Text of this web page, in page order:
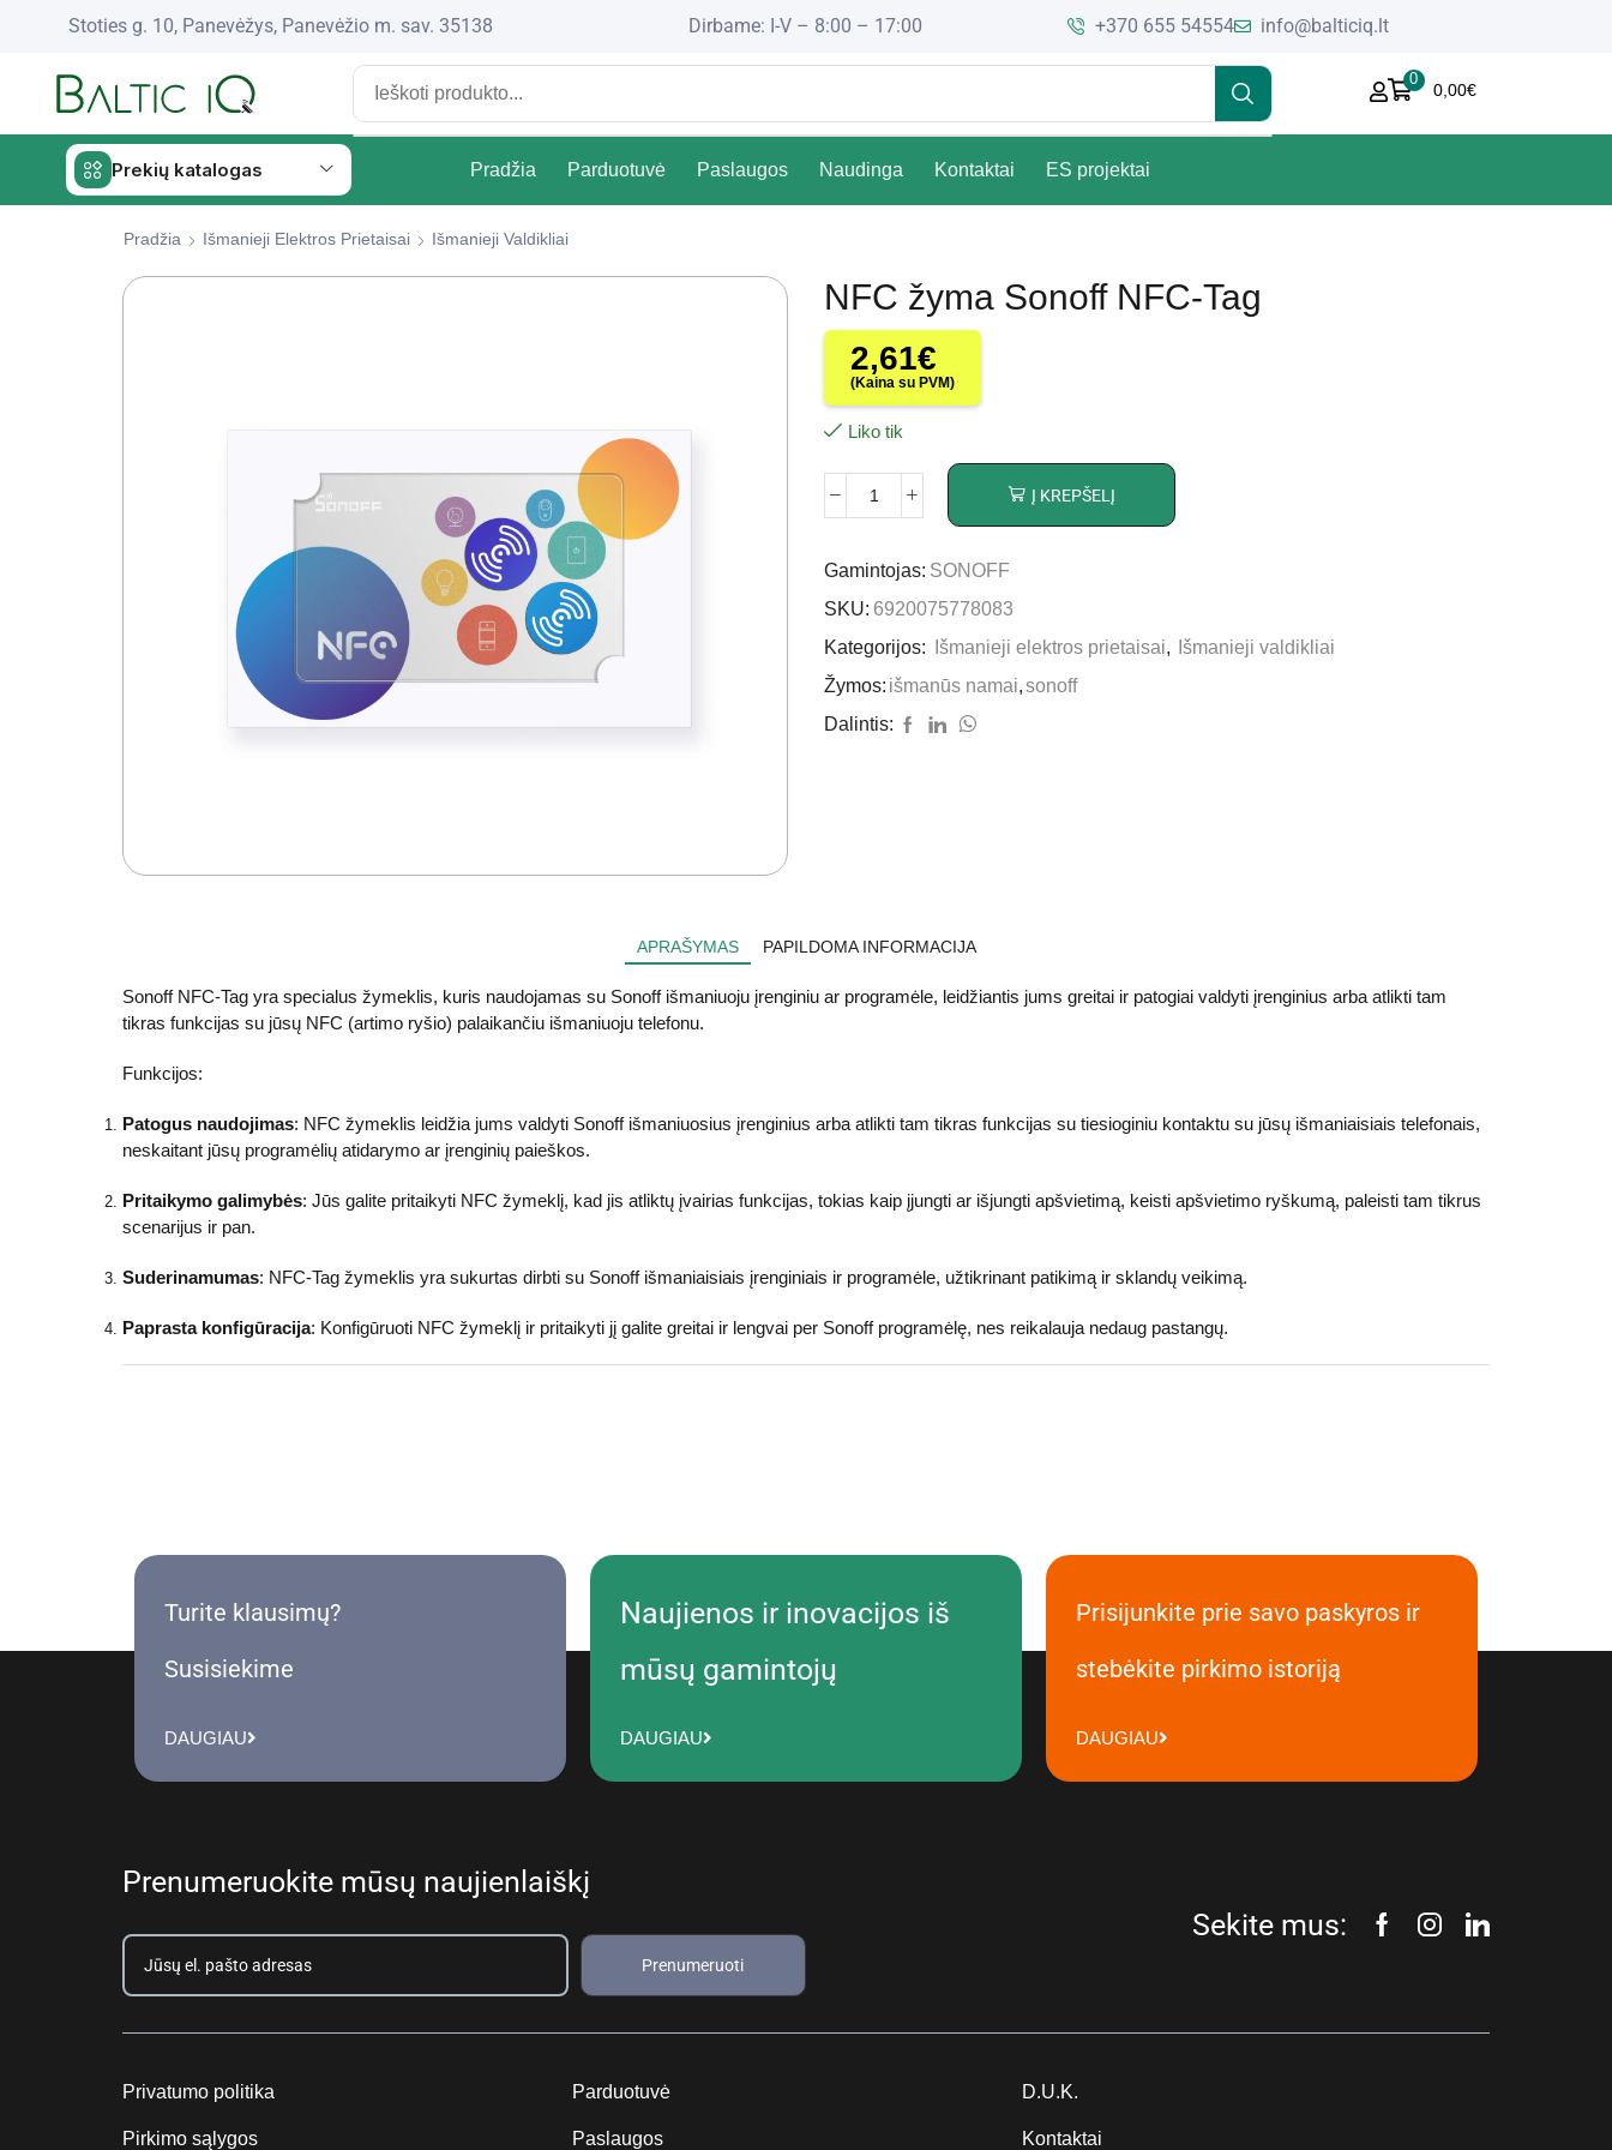
Stoties g. 10, Panevėžys, Panevėžio m. sav. 35138 Dirbame: I-V – 8:00 – 17:00 +370 655 54554 info@balticiq.lt
0
0,00€
Prekių katalogas Pradžia Parduotuvė Paslaugos Naudinga Kontaktai ES projektai
Pradžia Išmanieji Elektros Prietaisai Išmanieji Valdikliai
NFC žyma Sonoff NFC-Tag
2,61€
(Kaina su PVM)
Liko tik
Į KREPŠELĮ
Gamintojas: SONOFF
SKU: 6920075778083
Kategorijos:
Išmanieji elektros prietaisai,
Išmanieji valdikliai
Žymos: išmanūs namai,sonoff
Dalintis:
APRAŠYMAS PAPILDOMA INFORMACIJA
Sonoff NFC-Tag yra specialus žymeklis, kuris naudojamas su Sonoff išmaniuoju įrenginiu ar programėle, leidžiantis jums greitai ir patogiai valdyti įrenginius arba atlikti tam
tikras funkcijas su jūsų NFC (artimo ryšio) palaikančiu išmaniuoju telefonu.
Funkcijos:
Patogus naudojimas: NFC žymeklis leidžia jums valdyti Sonoff išmaniuosius įrenginius arba atlikti tam tikras funkcijas su tiesioginiu kontaktu su jūsų išmaniaisiais telefonais,
neskaitant jūsų programėlių atidarymo ar įrenginių paieškos.
Pritaikymo galimybės: Jūs galite pritaikyti NFC žymeklį, kad jis atliktų įvairias funkcijas, tokias kaip įjungti ar išjungti apšvietimą, keisti apšvietimo ryškumą, paleisti tam tikrus
scenarijus ir pan.
Suderinamumas: NFC-Tag žymeklis yra sukurtas dirbti su Sonoff išmaniaisiais įrenginiais ir programėle, užtikrinant patikimą ir sklandų veikimą.
Paprasta konfigūracija: Konfigūruoti NFC žymeklį ir pritaikyti jį galite greitai ir lengvai per Sonoff programėlę, nes reikalauja nedaug pastangų.
Turite klausimų?
Susisiekime
DAUGIAU
Naujienos ir inovacijos iš
mūsų gamintojų
DAUGIAU
Prisijunkite prie savo paskyros ir
stebėkite pirkimo istoriją
DAUGIAU
Prenumeruokite mūsų naujienlaiškį
Prenumeruoti
Sekite mus:
Privatumo politika
Pirkimo sąlygos
Parduotuvė
Paslaugos
D.U.K.
Kontaktai